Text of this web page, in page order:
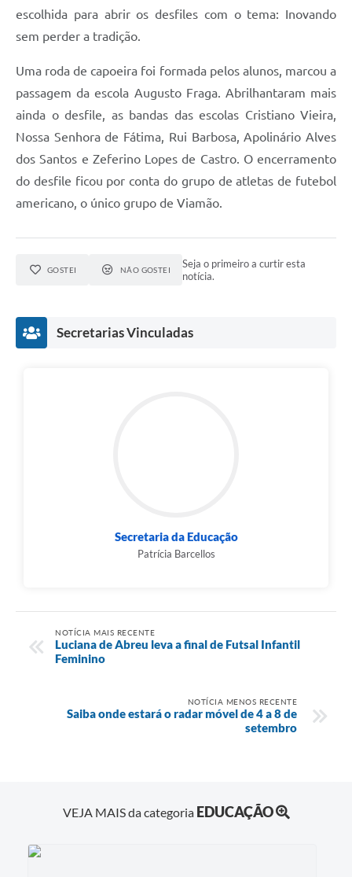
escolhida para abrir os desfiles com o tema: Inovando
sem perder a tradição.
Uma roda de capoeira foi formada pelos alunos, marcou a
passagem da escola Augusto Fraga. Abrilhantaram mais
ainda o desfile, as bandas das escolas Cristiano Vieira,
Nossa Senhora de Fátima, Rui Barbosa, Apolinário Alves
dos Santos e Zeferino Lopes de Castro. O encerramento
do desfile ficou por conta do grupo de atletas de futebol
americano, o único grupo de Viamão.
GOSTEI NÃO GOSTEI
Seja o primeiro a curtir esta
notícia.
Secretarias Vinculadas
Secretaria da Educação
Patrícia Barcellos
NOTÍCIA MAIS RECENTE
Luciana de Abreu leva a final de Futsal Infantil
Feminino
NOTÍCIA MENOS RECENTE
Saiba onde estará o radar móvel de 4 a 8 de
setembro
VEJA MAIS da categoria EDUCAÇÃO